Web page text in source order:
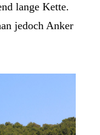
lange Kette.
jedoch Anker